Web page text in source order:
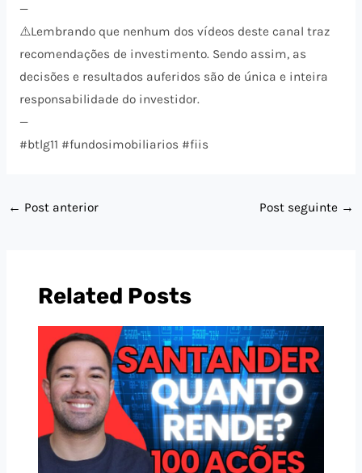
—
⚠️​Lembrando que nenhum dos vídeos deste canal traz
recomendações de investimento. Sendo assim, as
decisões e resultados auferidos são de única e inteira
responsabilidade do investidor.
—
#btlg11 #fundosimobiliarios #fiis
← Post anterior Post seguinte →
Related Posts